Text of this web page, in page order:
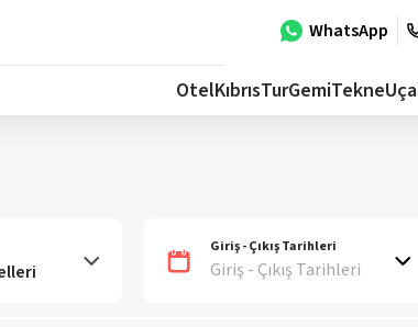
WhatsApp
OtelKıbrısTurGemiTekne
Giriş - Çıkış Tarihleri
Giriş - Çıkış Tarihleri